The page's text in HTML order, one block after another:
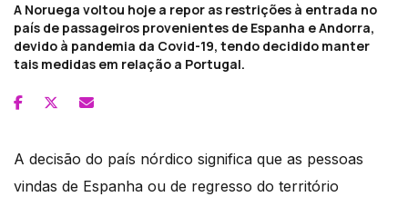
A Noruega voltou hoje a repor as restrições à entrada no
país de passageiros provenientes de Espanha e Andorra,
devido à pandemia da Covid-19, tendo decidido manter
tais medidas em relação a Portugal.
A decisão do país nórdico significa que as pessoas
vindas de Espanha ou de regresso do território